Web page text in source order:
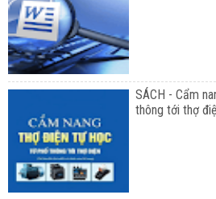
SÁCH - Cẩm
thông tới thợ